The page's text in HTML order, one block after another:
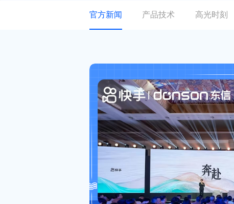
官方新闻 产品技术 高光时刻